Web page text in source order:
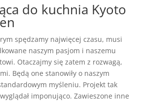
do kuchnia Kyoto
spędzamy najwięcej czasu, musi
naszym pasjom i naszemu
Otaczajmy się zatem z rozwagą,
Będą one stanowiły o naszym
myśleniu. Projekt tak
imponująco. Zawieszone inne